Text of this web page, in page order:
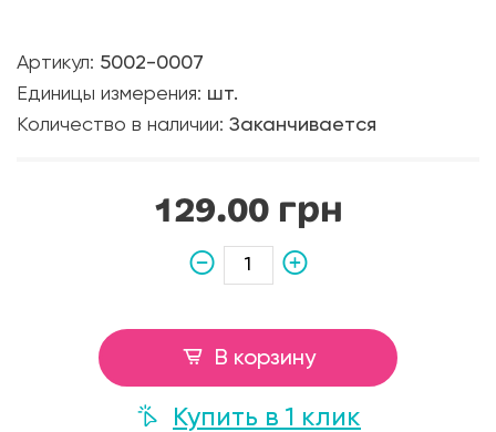
Артикул: 5002-0007
Единицы измерения: шт.
Количество в наличии: Заканчивается
129.00 грн
В корзину
Купить в 1 клик